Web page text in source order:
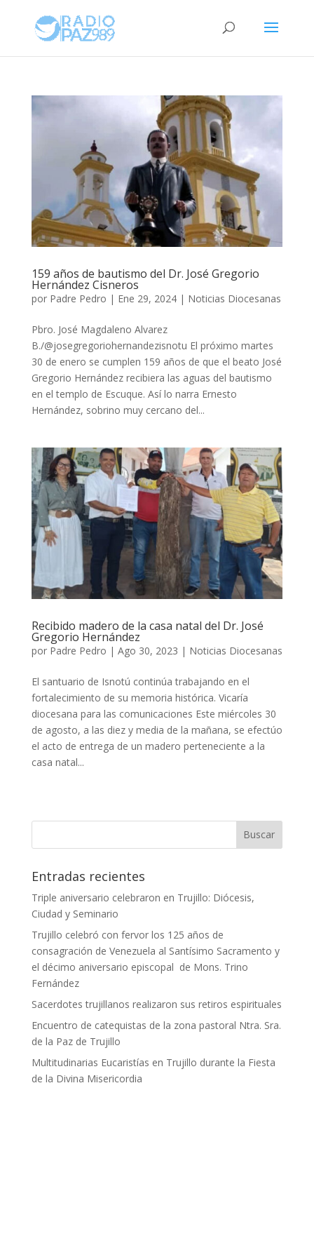
159 años de bautismo del Dr. José Gregorio
Hernández Cisneros
por Padre Pedro | Ene 29, 2024| Noticias Diocesanas
Pbro. José Magdaleno Alvarez
B./@josegregoriohernandezisnotu El próximo martes
30 de enero se cumplen 159 años de que el beato José
Gregorio Hernández recibiera las aguas del bautismo
en el templo de Escuque. Así lo narra Ernesto
Hernández, sobrino muy cercano del...
Recibido madero de la casa natal del Dr. José
Gregorio Hernández
por Padre Pedro | Ago 30, 2023 | Noticias Diocesanas
El santuario de Isnotú continúa trabajando en el
fortalecimiento de su memoria histórica. Vicaría
diocesana para las comunicaciones Este miércoles 30
de agosto, a las diez y media de la mañana, se efectúo
el acto de entrega de un madero perteneciente a la
casa natal...
Entradas recientes
Triple aniversario celebraron en Trujillo: Diócesis,
Ciudad y Seminario
Trujillo celebró con fervor los 125 años de
consagración de Venezuela al Santísimo Sacramento y
el décimo aniversario episcopal de Mons. Trino
Fernández
Sacerdotes trujillanos realizaron sus retiros espirituales
Encuentro de catequistas de la zona pastoral Ntra. Sra.
de la Paz de Trujillo
Multitudinarias Eucaristías en Trujillo durante la Fiesta
de la Divina Misericordia